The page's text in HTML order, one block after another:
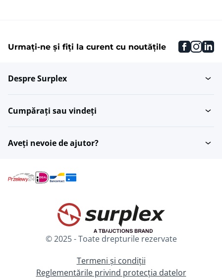
Îndreptatoare decoilers Frâne de presa CNC
Urmați-ne și fiți la curent cu noutățile
Despre Surplex
Cumpărați sau vindeți
Aveți nevoie de ajutor?
© 2025 - Toate drepturile rezervate
Termeni și condiții
Reglementările privind protecția datelor